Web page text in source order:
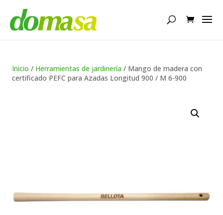
productos
Inicio / Herramientas de jardinería / Mango de madera con
certificado PEFC para Azadas Longitud 900 / M 6-900